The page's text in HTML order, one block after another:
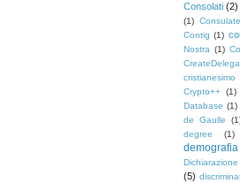
Consolati (2)
(1)
Contig (1)
Nostra (1)
cristianesimo
Crypto++ (1)
Database (1)
de Gaulle
degree (1)
demografia
(5)